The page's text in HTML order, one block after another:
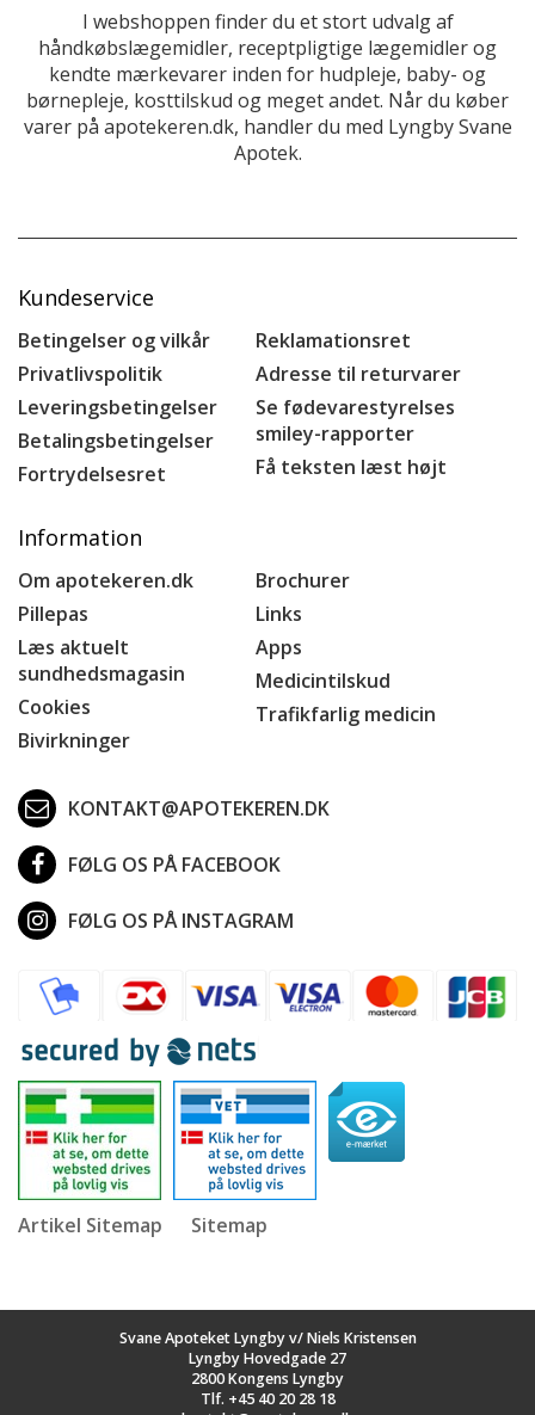
I webshoppen finder du et stort udvalg af
håndkøbslægemidler, receptpligtige lægemidler og
kendte mærkevarer inden for hudpleje, baby- og
børnepleje, kosttilskud og meget andet. Når du køber
varer på apotekeren.dk, handler du med Lyngby Svane
Apotek.
Kundeservice
Betingelser og vilkår
Privatlivspolitik
Leveringsbetingelser
Betalingsbetingelser
Fortrydelsesret
Reklamationsret
Adresse til returvarer
Se fødevarestyrelses
smiley-rapporter
Få teksten læst højt
Information
Om apotekeren.dk
Pillepas
Læs aktuelt
sundhedsmagasin
Cookies
Bivirkninger
Brochurer
Links
Apps
Medicintilskud
Trafikfarlig medicin
KONTAKT@APOTEKEREN.DK
FØLG OS PÅ FACEBOOK
FØLG OS PÅ INSTAGRAM
Artikel Sitemap Sitemap
Svane Apoteket Lyngby v/ Niels Kristensen
Lyngby Hovedgade 27
2800 Kongens Lyngby
Tlf. +45 40 20 28 18